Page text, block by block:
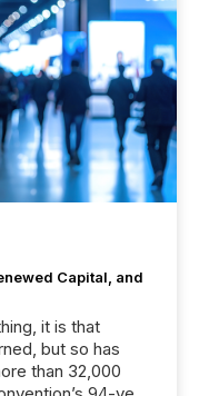
Capital, and
it is that
but so has
than 32,000